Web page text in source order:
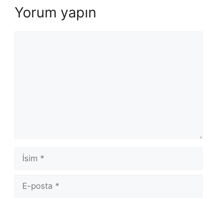
Yorum yapın
İsim
posta